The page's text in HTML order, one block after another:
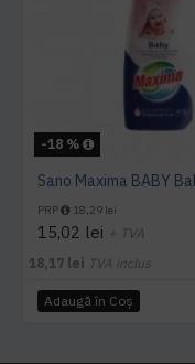
-18 %
PRP 18,29 lei
15,02 lei + TVA
18,17 lei TVA inclus
Adaugă în Coş